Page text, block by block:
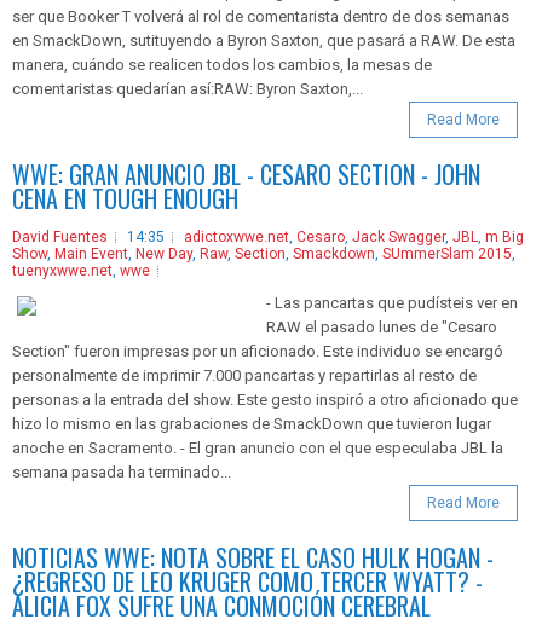
ser que Booker T volverá al rol de comentarista dentro de dos semanas
en SmackDown, sutituyendo a Byron Saxton, que pasará a RAW. De esta
manera, cuándo se realicen todos los cambios, la mesas de
comentaristas quedarían así:RAW: Byron Saxton,...
Read More
WWE: GRAN ANUNCIO JBL - CESARO SECTION - JOHN
CENA EN TOUGH ENOUGH
David Fuentes 14:35 adictoxwwe.net Cesaro Jack Swagger, JBL
m Big
Show, Main Event New Day, Raw, Section Smackdown SUmmerSlam 2015
tuenyxwwe.net wwe
- Las pancartas que pudísteis ver en
RAW el pasado lunes de "Cesaro
Section" fueron impresas por un aficionado. Este individuo se encargó
personalmente de imprimir 7.000 pancartas y repartirlas al resto de
personas a la entrada del show. Este gesto inspiró a otro aficionado que
hizo lo mismo en las grabaciones de SmackDown que tuvieron lugar
anoche en Sacramento. - El gran anuncio con el que especulaba JBL la
semana pasada ha terminado...
Read More
NOTICIAS WWE: NOTA SOBRE EL CASO HULK HOGAN -
¿REGRESO DE LEO KRUGER COMO TERCER WYATT? -
ALICIA FOX SUFRE UNA CONMOCIÓN CEREBRAL